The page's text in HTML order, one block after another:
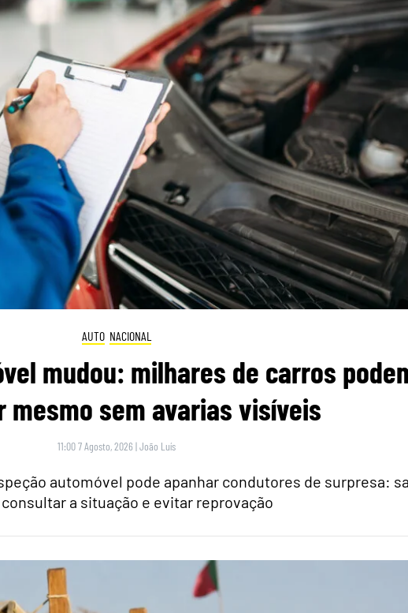
AUTO NACIONAL
mudou: milhares de carros
mesmo sem avarias visíveis
11:00 7 Agosto, 2026 |João Luís
automóvel pode apanhar condutores de surpresa:
a situação e evitar reprovação